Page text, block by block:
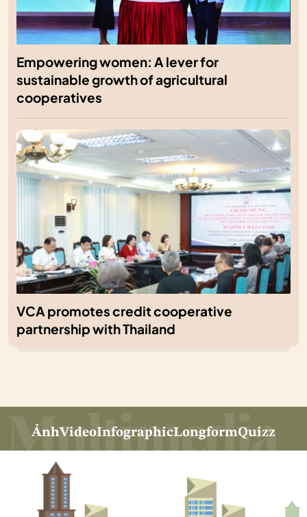
Empowering women: A lever for
sustainable growth of agricultural
cooperatives
VCA promotes credit cooperative
partnership with Thailand
ẢnhVideoInfographicLongformQuizz